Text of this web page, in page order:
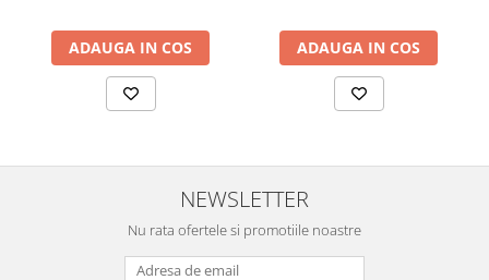
ADAUGA IN COS ADAUGA IN COS
NEWSLETTER
Nu rata ofertele si promotiile noastre